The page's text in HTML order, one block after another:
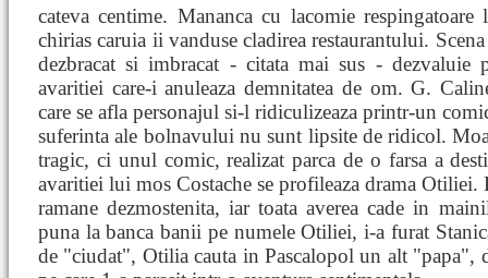
cateva centime. Mananca cu lacomie
chirias caruia ii vanduse cladirea restaurantului.
dezbracat si imbracat - citata mai sus - dezvaluie
avaritiei care-i anuleaza demnitatea de om. G.
care se afla personajul si-l ridiculizeaza printr-un
suferinta ale bolnavului nu sunt lipsite de ridicol.
tragic, ci unul comic, realizat parca de o farsa a
avaritiei lui mos Costache se profileaza drama
ramane dezmostenita, iar toata averea cade in
puna la banca banii pe numele Otiliei, i-a furat
de "ciudat", Otilia cauta in Pascalopol un alt "papa",